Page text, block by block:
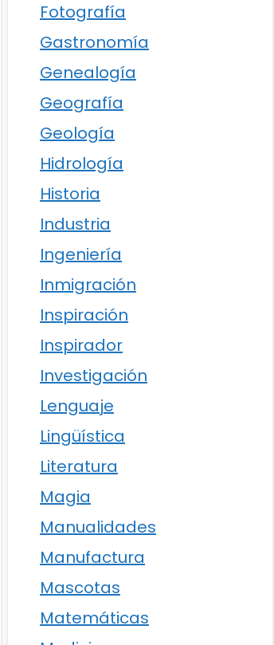
Fotografía
Gastronomía
Genealogía
Geografía
Geología
Hidrología
Historia
Industria
Ingeniería
Inmigración
Inspiración
Inspirador
Investigación
Lenguaje
Lingüística
Literatura
Magia
Manualidades
Manufactura
Mascotas
Matemáticas